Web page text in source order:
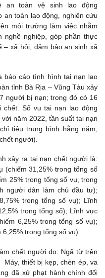
an toàn vệ sinh lao động
an toàn lao động, nghiên cứu
môi trường làm việc nhằm
nghề nghiệp, góp phần thực
– xã hội, đảm bảo an sinh xã
báo cáo tình hình tai nạn lao
tỉnh Bà Rịa – Vũng Tàu xảy
người bị nạn; trong đó có 16
Số vụ tai nạn lao động
năm 2022, tần suất tai nạn
tiêu trung bình hằng năm,
người).
xảy ra tai nạn chết người là:
(chiếm 31,25% trong tổng số
25% trong tổng số vụ, trong
người dân làm chủ đầu tư);
trong tổng số vụ); Lĩnh
trong tổng số); Lĩnh vực
6,25% trong tổng số vụ);
trong tổng số vụ).
chết người do: Ngã từ trên
thiết bị kẹp, chèn ép, va
đã xử phạt hành chính đối